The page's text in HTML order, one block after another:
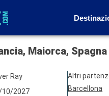
Maiorca,
Ray
10/2027
Altri
Barcellona